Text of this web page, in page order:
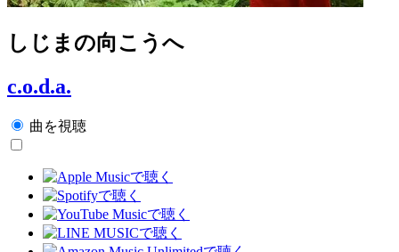
しじまの向こうへ
c.o.d.a.
曲を視聴